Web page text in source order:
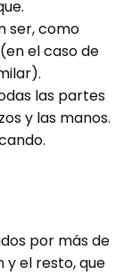
ser, como
el caso de
las partes
y las manos.
por más de
y el resto, que